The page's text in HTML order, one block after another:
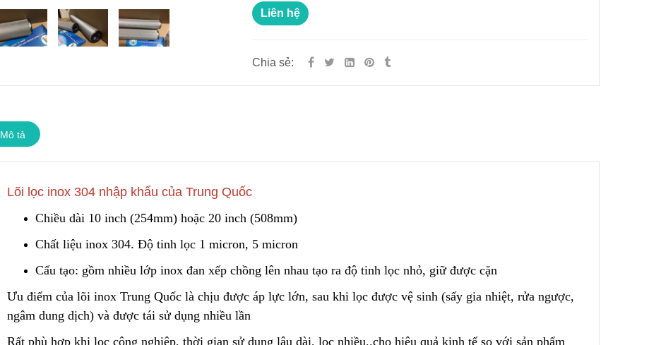
Liên hệ
Chia sẻ:
Mô tả
Lõi lọc inox 304 nhập khẩu của Trung Quốc
Chiều dài 10 inch (254mm) hoặc 20 inch (508mm)
Chất liệu inox 304. Độ tinh lọc 1 micron, 5 micron
Cấu tạo: gồm nhiều lớp inox đan xếp chồng lên nhau tạo ra độ tinh lọc nhỏ, giữ được cặn
Ưu điểm của lõi inox Trung Quốc là chịu được áp lực lớn, sau khi lọc được vệ sinh (sấy gia nhiệt, rửa ngược,
ngâm dung dịch) và được tái sử dụng nhiều lần
Rất phù hợp khi lọc công nghiệp, thời gian sử dụng lâu dài, lọc nhiều..cho hiệu quả kinh tế so với sản phẩm
Túi Lọc Bụi Acrylic OD Lỗ